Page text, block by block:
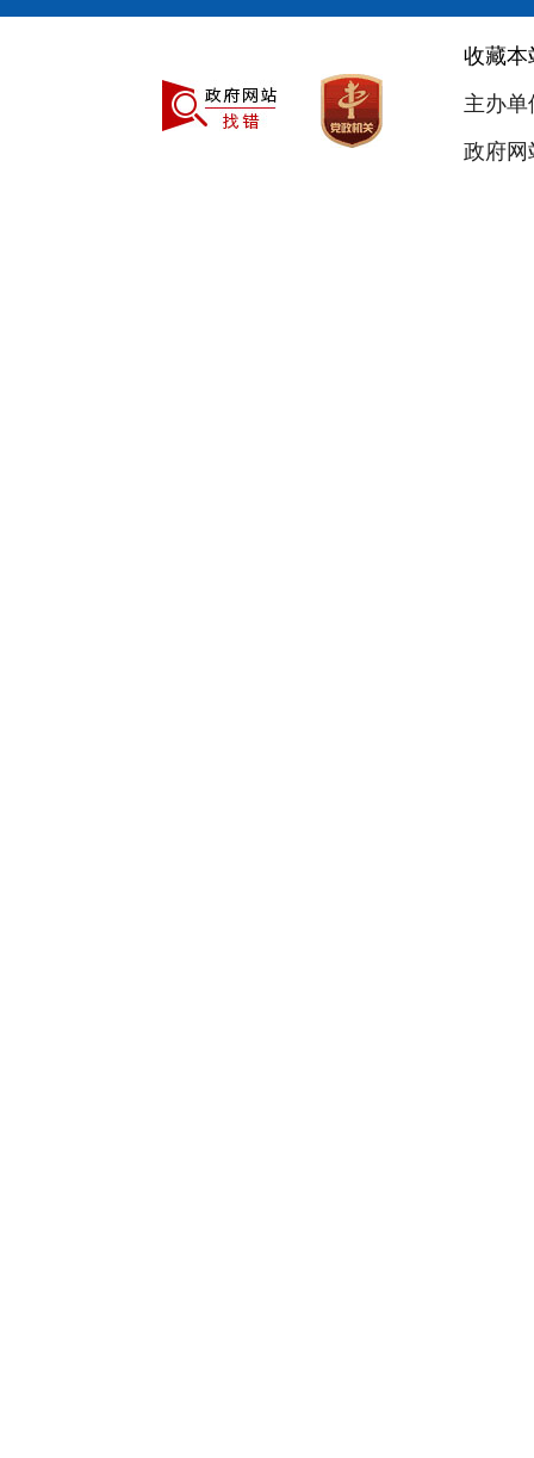
收藏本
主办
政府网